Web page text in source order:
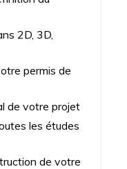
2D, 3D,
permis de
de votre projet
les études
de votre